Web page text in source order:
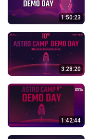
1:50:23
3:28:20
1:42:44